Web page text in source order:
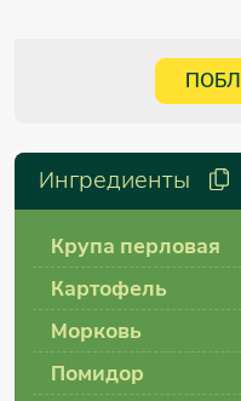
Ингредиенты
Крупа перловая
Картофель
Морковь
Помидор